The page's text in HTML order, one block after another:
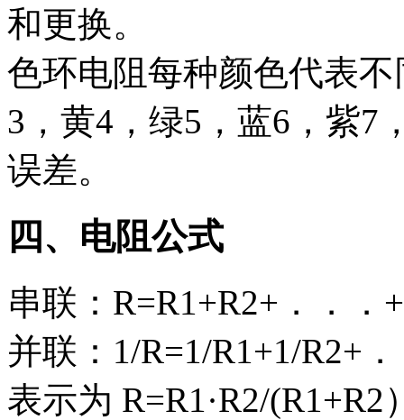
和更换。
色环电阻每种颜色代表
3，黄4，绿5，蓝6，紫7
误差。
四、电阻公式
串联：R=R1+R2+．．．
并联：1/R=1/R1+1/R2+
表示为 R=R1·R2/(R1+R2